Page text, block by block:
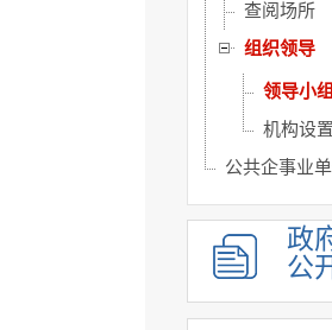
查阅场所
组织领导
领导小组
机构设置
公共企事业
政
公